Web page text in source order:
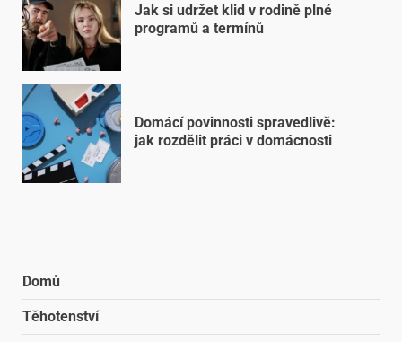
Jak si udržet klid v rodině plné
programů a termínů
Domácí povinnosti spravedlivě:
jak rozdělit práci v domácnosti
Domů
Těhotenství